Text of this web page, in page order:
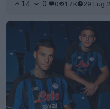
14 0 0 1.7K 29 Lug